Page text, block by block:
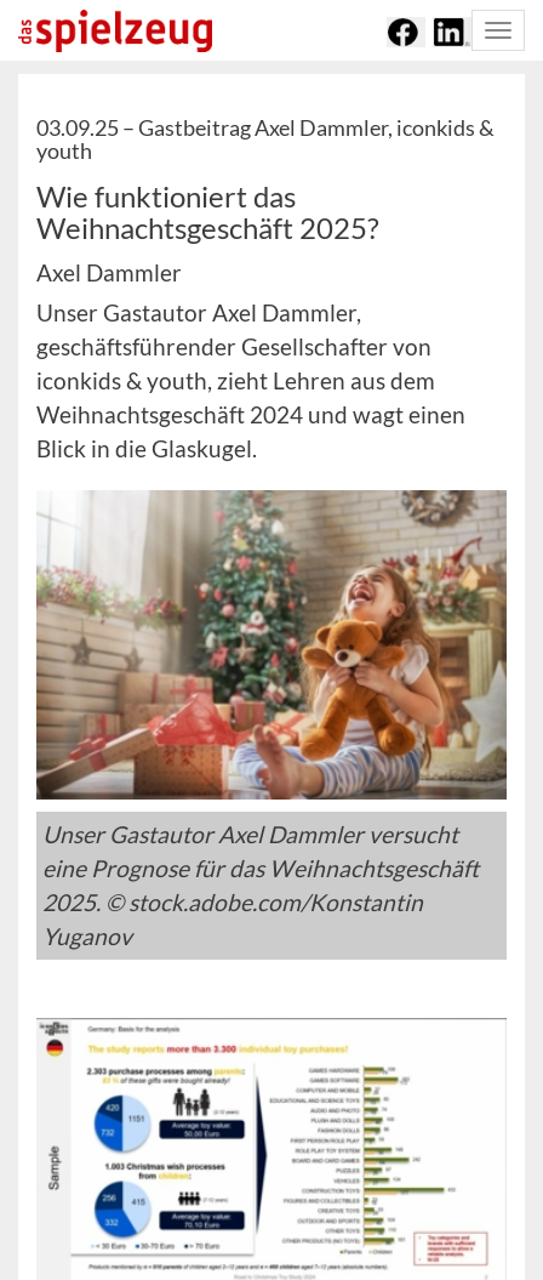
03.09.25 –Gastbeitrag Axel Dammler, iconkids &
youth
Wie funktioniert das
Weihnachtsgeschäft 2025?
Axel Dammler
Unser Gastautor Axel Dammler,
geschäftsführender Gesellschafter von
iconkids & youth, zieht Lehren aus dem
Weihnachtsgeschäft 2024 und wagt einen
Blick in die Glaskugel.
Unser Gastautor Axel Dammler versucht
eine Prognose für das Weihnachtsgeschäft
2025. © stock.adobe.com/Konstantin
Yuganov